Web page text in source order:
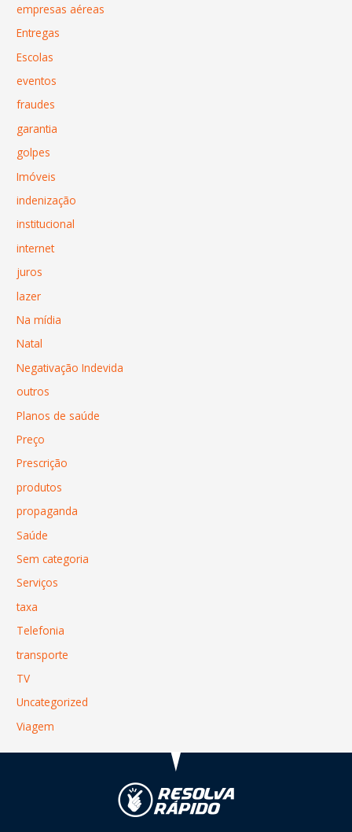
empresas aéreas
Entregas
Escolas
eventos
fraudes
garantia
golpes
Imóveis
indenização
institucional
internet
juros
lazer
Na mídia
Natal
Negativação Indevida
outros
Planos de saúde
Preço
Prescrição
produtos
propaganda
Saúde
Sem categoria
Serviços
taxa
Telefonia
transporte
TV
Uncategorized
Viagem